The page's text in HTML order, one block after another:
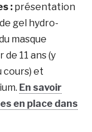
: présentation
gel hydro-
masque
11 ans (y
cours) et
En savoir
en place dans